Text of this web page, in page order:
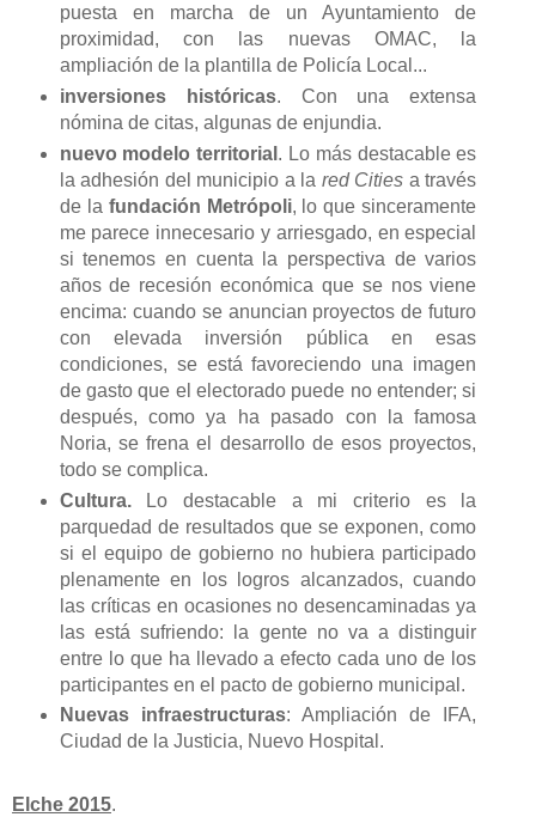
puesta en marcha de un Ayuntamiento de
proximidad, con las nuevas OMAC, la
ampliación de la plantilla de Policía Local...
inversiones históricas. Con una extensa
nómina de citas, algunas de enjundia.
nuevo modelo territorial . Lo más destacable es
la adhesión del municipio a la red Cities a través
de la fundación Metrópoli, lo que sinceramente
me parece innecesario y arriesgado, en especial
si tenemos en cuenta la perspectiva de varios
años de recesión económica que se nos viene
encima: cuando se anuncian proyectos de futuro
con elevada inversión pública en esas
condiciones, se está favoreciendo una imagen
de gasto que el electorado puede no entender; si
después, como ya ha pasado con la famosa
Noria, se frena el desarrollo de esos proyectos,
todo se complica.
Cultura.
Lo destacable a mi criterio es la
parquedad de resultados que se exponen, como
si el equipo de gobierno no hubiera participado
plenamente en los logros alcanzados, cuando
las críticas en ocasiones no desencaminadas ya
las está sufriendo: la gente no va a distinguir
entre lo que ha llevado a efecto cada uno de los
participantes en el pacto de gobierno municipal.
Nuevas infraestructuras: Ampliación de IFA,
Ciudad de la Justicia, Nuevo Hospital.
Elche 2015.